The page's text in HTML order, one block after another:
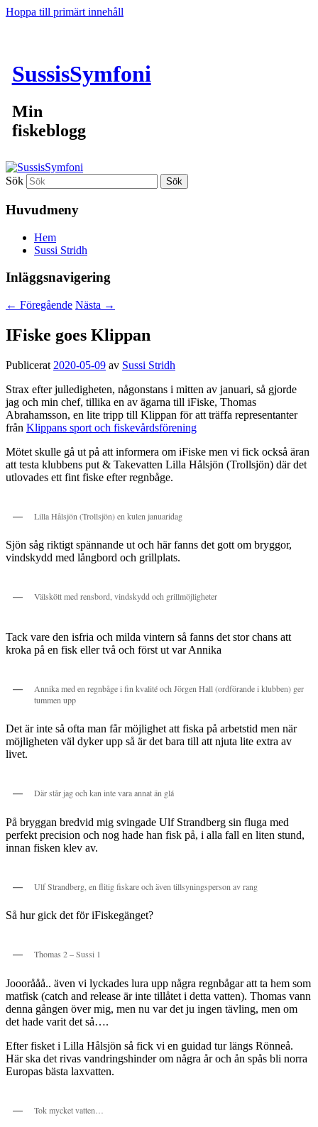
Hoppa till primärt innehåll
SussisSymfoni
Min
fiskeblogg
Sök
Huvudmeny
Hem
Sussi Stridh
Inläggsnavigering
← Föregående Nästa →
IFiske goes Klippan
Publicerat 2020-05-09 av Sussi Stridh
Strax efter julledigheten, någonstans i mitten av januari, så gjorde
jag och min chef, tillika en av ägarna till iFiske, Thomas
Abrahamsson, en lite tripp till Klippan för att träffa representanter
från Klippans sport och fiskevårdsförening
Mötet skulle gå ut på att informera om iFiske men vi fick också äran
att testa klubbens put & Takevatten Lilla Hålsjön (Trollsjön) där det
utlovades ett fint fiske efter regnbåge.
Lilla Hålsjön (Trollsjön) en kulen januaridag
Sjön såg riktigt spännande ut och här fanns det gott om bryggor,
vindskydd med långbord och grillplats.
Välskött med rensbord, vindskydd och grillmöjligheter
Tack vare den isfria och milda vintern så fanns det stor chans att
kroka på en fisk eller två och först ut var Annika
Annika med en regnbåge i fin kvalité och Jörgen Hall (ordförande i klubben) ger
tummen upp
Det är inte så ofta man får möjlighet att fiska på arbetstid men när
möjligheten väl dyker upp så är det bara till att njuta lite extra av
livet.
Där står jag och kan inte vara annat än glá
På bryggan bredvid mig svingade Ulf Strandberg sin fluga med
perfekt precision och nog hade han fisk på, i alla fall en liten stund,
innan fisken klev av.
Ulf Strandberg, en flitig fiskare och även tillsyningsperson av rang
Så hur gick det för iFiskegänget?
Thomas 2 – Sussi 1
Jooorååå.. även vi lyckades lura upp några regnbågar att ta hem som
matfisk (catch and release är inte tillåtet i detta vatten). Thomas vann
denna gången över mig, men nu var det ju ingen tävling, men om
det hade varit det så….
Efter fisket i Lilla Hålsjön så fick vi en guidad tur längs Rönneå.
Här ska det rivas vandringshinder om några år och ån spås bli norra
Europas bästa laxvatten.
Tok mycket vatten…